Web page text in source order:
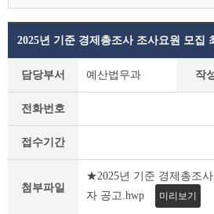
용
고
2025년 기준 경제총조사 조사요원 모집
담당부서 예산법무과 작
전화번호
접수기간
첨부파일
★2025년 기준 경제총조
자 공고.hwp
미리보기